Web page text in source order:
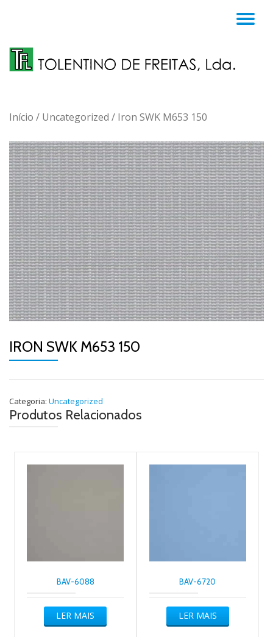
content
Início / Uncategorized / Iron SWK M653 150
IRON SWK M653 150
Categoria: Uncategorized
Produtos Relacionados
BAV-6088
LER MAIS
BAV-6720
LER MAIS